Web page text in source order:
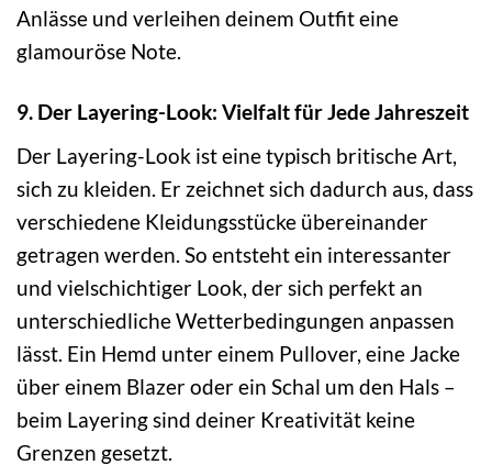
Anlässe und verleihen deinem Outfit eine
glamouröse Note.
9. Der Layering-Look: Vielfalt für Jede Jahreszeit
Der Layering-Look ist eine typisch britische Art,
sich zu kleiden. Er zeichnet sich dadurch aus, dass
verschiedene Kleidungsstücke übereinander
getragen werden. So entsteht ein interessanter
und vielschichtiger Look, der sich perfekt an
unterschiedliche Wetterbedingungen anpassen
lässt. Ein Hemd unter einem Pullover, eine Jacke
über einem Blazer oder ein Schal um den Hals –
beim Layering sind deiner Kreativität keine
Grenzen gesetzt.